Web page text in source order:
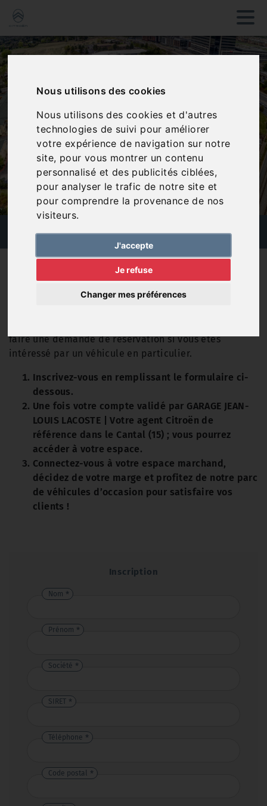
Nous utilisons des cookies
Nous utilisons des cookies et d'autres
technologies de suivi pour améliorer
votre expérience de navigation sur notre
site, pour vous montrer un contenu
personnalisé et des publicités ciblées,
pour analyser le trafic de notre site et
pour comprendre la provenance de nos
visiteurs.
J'accepte
Je refuse
Changer mes préférences
ESPACE MARCHAND
Vous êtes un professionnel ? Profitez d'un espace
Grâce à votre accès marchand, vous pouvez visualiser
faire une demande de réservation si vous êtes
intéressé par un véhicule en particulier.
Inscrivez-vous en remplissant le formulaire ci-
dessous.
Une fois votre compte validé par GARAGE JEAN-
LOUIS LACOSTE | Votre agent Citroën de
référence dans le Cantal (15) ; vous pourrez
accéder à votre espace.
Connectez-vous à votre espace marchand,
décidez de votre marge et profitez de notre parc
de véhicules d’occasion pour satisfaire vos
clients !
Inscription
Nom
Prénom
Société
SIRET
Téléphone
Code postal